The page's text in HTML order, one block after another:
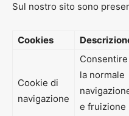
Sul nostro sito sono
Cookies
Cookie di
navigazione
Consentire
la normale
e fruizione